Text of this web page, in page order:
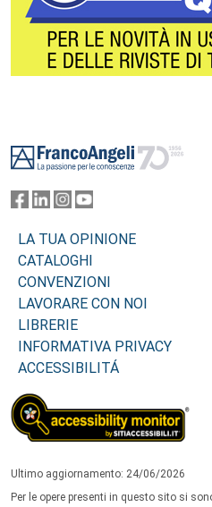
LA TUA OPINIONE
CATALOGHI
CONVENZIONI
LAVORARE CON NOI
LIBRERIE
INFORMATIVA PRIVACY
ACCESSIBILITÁ
Ultimo aggiornamento: 24/06/2026
Per le opere presenti in questo sito si